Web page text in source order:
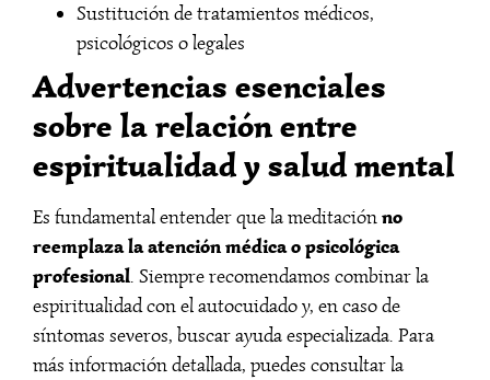
Sustitución de tratamientos médicos,
psicológicos o legales
Advertencias esenciales
sobre la relación entre
espiritualidad y salud mental
Es fundamental entender que la meditaciónno
reemplaza la atención médica o psicológica
profesional. Siempre recomendamos combinar la
espiritualidad con el autocuidado y, en caso de
síntomas severos, buscar ayuda especializada. Para
más información detallada, puedes consultar la